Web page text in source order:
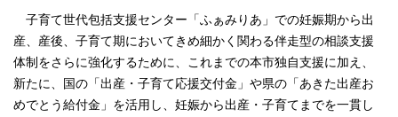
子育て世代包括支援センター「ふぁみりあ」での妊娠期から出
産、産後、子育て期においてきめ細かく関わる伴走型の相談支援
体制をさらに強化するために、これまでの本市独自支援に加え、
新たに、国の「出産・子育て応援交付金」や県の「あきた出産お
めでとう給付金」を活用し、妊娠から出産・子育てまでを一貫し